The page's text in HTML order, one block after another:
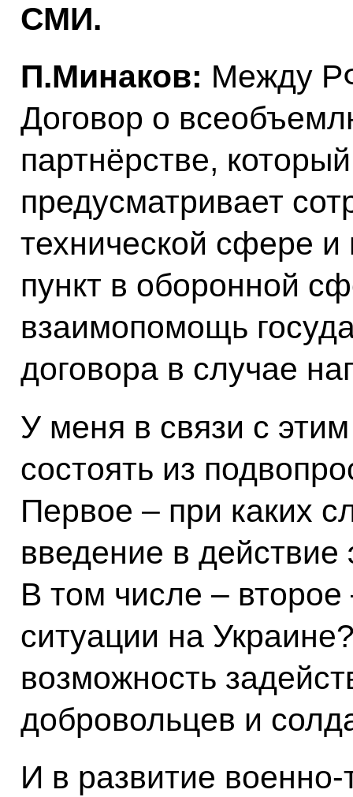
СМИ.
П.Минаков: Между
Договор о
партнёрстве,
предусматривает
технической сфере
пункт в оборонной
взаимопомощь
договора в случае
У меня в связи с
состоять из
Первое – при каких
введение в действие
В том числе – второе
ситуации на
возможность
добровольцев и
И в развитие